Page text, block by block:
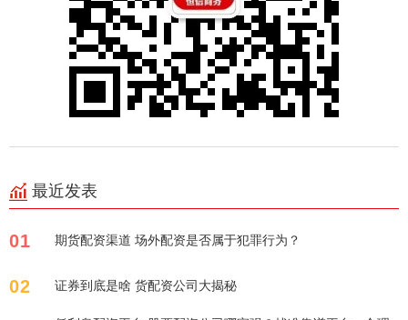
最近发表
01 期货配资渠道 场外配资是否属于犯罪行为？
02 证券到底是啥 货配资公司大揭秘